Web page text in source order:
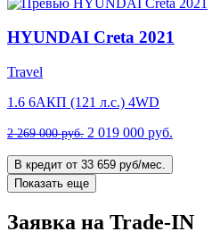
HYUNDAI Creta 2021
Travel
1.6 6AКП (121 л.с.) 4WD
2 269 000 руб. 2 019 000 руб.
В кредит от 33 659 руб/мес.
Показать еще
Заявка на Trade-IN